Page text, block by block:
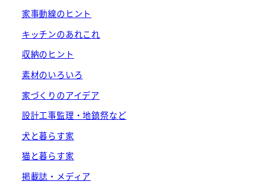
家事動線のヒント
キッチンのあれこれ
収納のヒント
素材のいろいろ
家づくりのアイデア
設計工事監理・地鎮祭など
犬と暮らす家
猫と暮らす家
掲載誌・メディア